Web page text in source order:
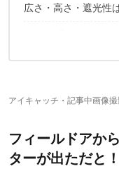
さっそく設営開始！
広さ・高さ・遮光性
高さがあってター
モノは良さそうだ
生地は？
2つの違いからフィ
格安カーサイドシェ
アイキャッチ・記事中画像
フィールドアか
ターが出ただと